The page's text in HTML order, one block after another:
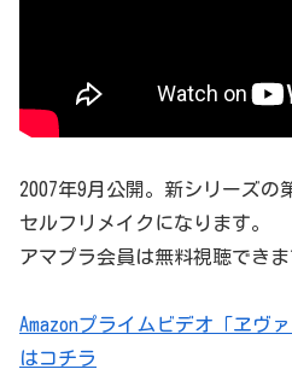
2007年9月公開。新シリーズの
セルフリメイクになります。
アマプラ会員は無料視聴できま
Amazonプライムビデオ「ヱヴ
はコチラ